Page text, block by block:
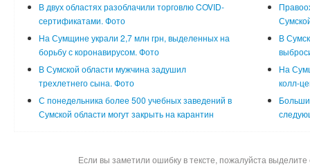
В двух областях разоблачили торговлю COVID-
сертификатами. Фото
На Сумщине украли 2,7 млн грн, выделенных на
борьбу с коронавирусом. Фото
В
В Сумской области мужчина задушил
трехлетнего сына. Фото
На
колл-
С понедельника более 500 учебных заведений в
Сумской области могут закрыть на карантин
Если вы заметили ошибку в тексте, пожалуйста